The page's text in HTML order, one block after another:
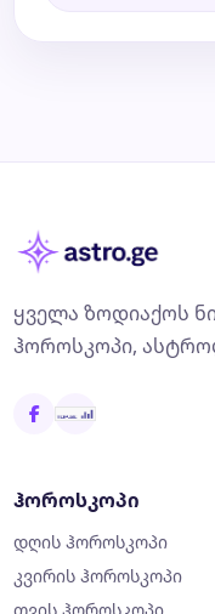
ყველა ზოდიაქოს
ჰოროსკოპი,
ჰოროსკოპი
დღის ჰოროსკოპი
კვირის ჰოროსკოპი